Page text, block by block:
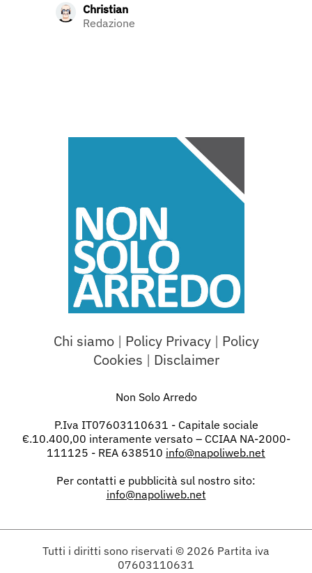
Christian
Redazione
Chi siamo| Policy Privacy| Policy
Cookies | Disclaimer
Non Solo Arredo
P.Iva IT07603110631 - Capitale sociale
€.10.400,00 interamente versato – CCIAA NA-2000-
111125 - REA 638510 info@napoliweb.net
Per contatti e pubblicità sul nostro sito:
info@napoliweb.net
Tutti i diritti sono riservati © 2026 Partita iva
07603110631